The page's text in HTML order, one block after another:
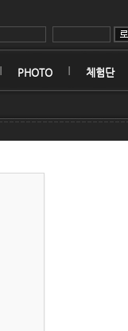
PHOTO 체험단